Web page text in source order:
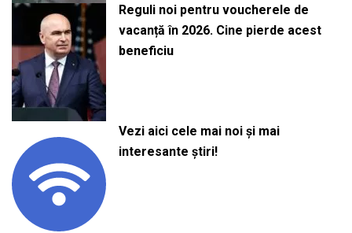
Reguli noi pentru voucherele de
vacanță în 2026. Cine pierde acest
beneficiu
Vezi aici cele mai noi și mai
interesante știri!